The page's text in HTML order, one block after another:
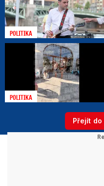
Politici a tropy: Svatby, běh,
POLITIKA
POLITIKA
Přejít